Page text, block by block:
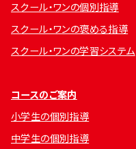
スクール・ワンの個別指導
スクール・ワンの褒める指導
スクール・ワンの学習システム
コースのご案内
小学生の個別指導
中学生の個別指導